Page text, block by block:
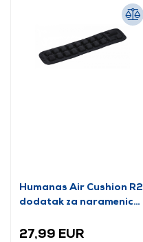
Humanas Air Cushion R2
dodatak za naramenicu
veličina M (HS2882)
27,99 EUR